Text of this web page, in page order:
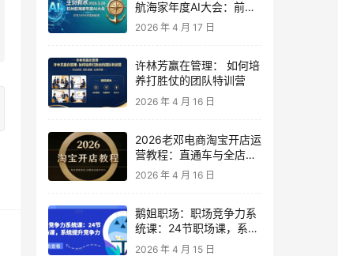
航海家年度AI大会：前沿
趋势×落地案例×技能图谱
2026 年 4 月 17 日
许林芳赢在管理： 如何培
养打胜仗的团队特训营
2026 年 4 月 16 日
2026老邓电商淘宝开店运
营教程：直通车与全店推
广系统课
2026 年 4 月 16 日
鹅姐职场：职场竞争力系
统课：24节职场课，系统
提升竞争力
2026 年 4 月 15 日